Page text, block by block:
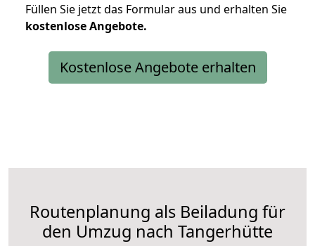
Füllen Sie jetzt das Formular aus und erhalten Sie
kostenloseAngebote.
Kostenlose Angebote erhalten
Routenplanung als Beiladung für
den Umzug nach Tangerhütte